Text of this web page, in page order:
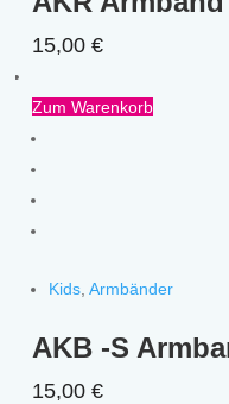
15,00€
Zum Warenkorb
Kids ,Armbänder
AKB -S
15,00€